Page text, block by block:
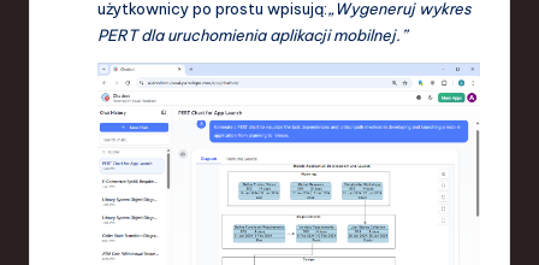
użytkownicy po prostu wpisują:„Wygeneruj wykres
PERT dla uruchomienia aplikacji mobilnej.”